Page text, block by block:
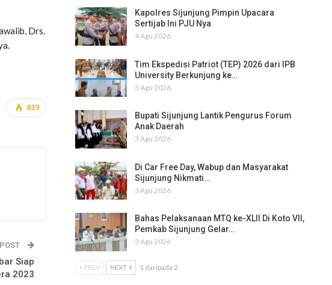
Drs.
819
Siap
2023
Kapolres Sijunjung Pimpin Upacara
Sertijab Ini PJU Nya
4 Agu 2026
Tim Ekspedisi Patriot (TEP) 2026 dari IPB
University Berkunjung ke…
3 Agu 2026
Bupati Sijunjung Lantik Pengurus Forum
Anak Daerah
3 Agu 2026
Di Car Free Day, Wabup dan Masyarakat
Sijunjung Nikmati…
3 Agu 2026
Bahas Pelaksanaan MTQ ke-XLII Di Koto VII,
Pemkab Sijunjung Gelar…
3 Agu 2026
PREV NEXT 1 daripada 2